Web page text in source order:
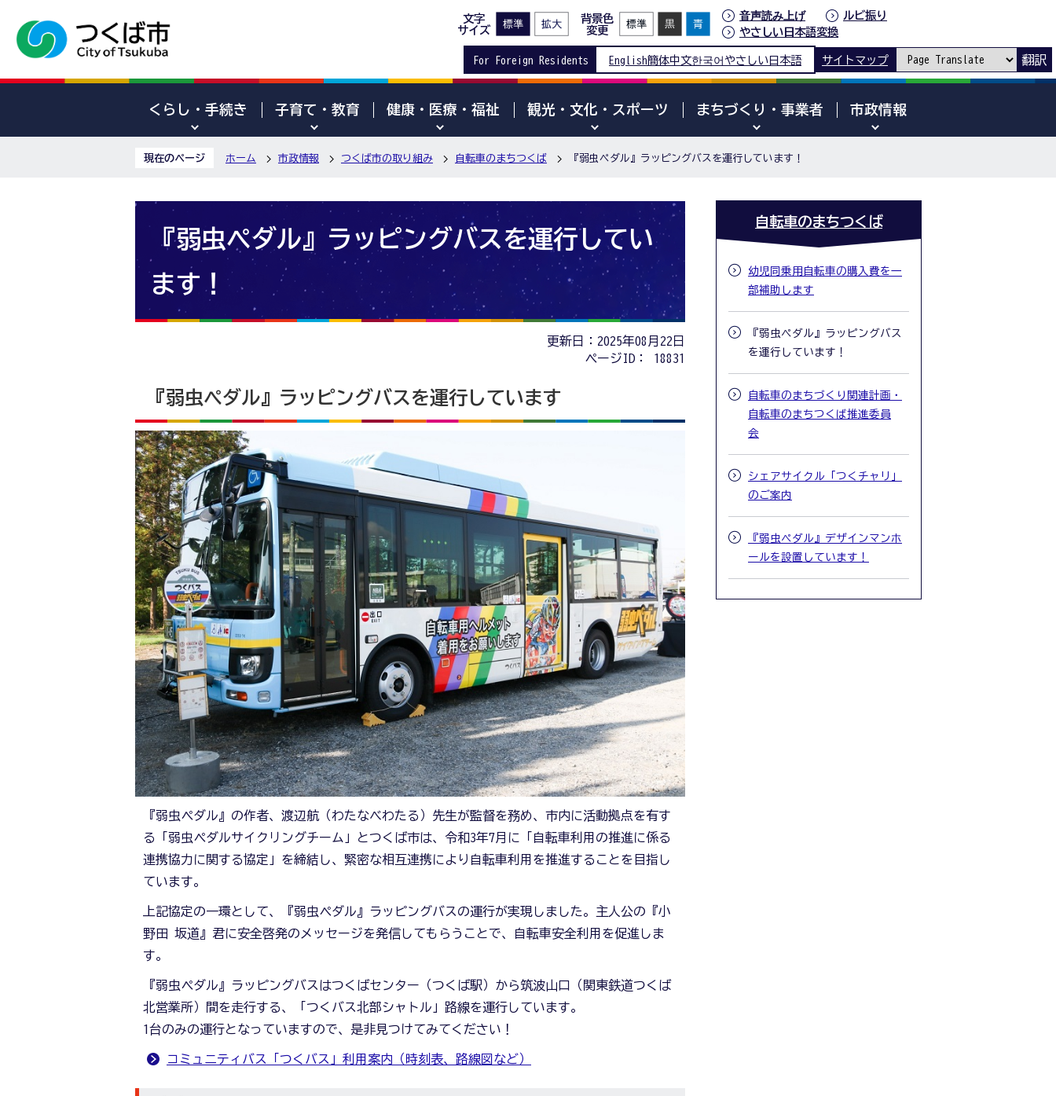
文字
サイズ
背景色
変更
音声読み上げ
ルビ振り
やさしい日本語変換
For Foreign Residents English簡体中文한국어 やさしい日本語 サイトマップ 翻訳
くらし・手続き 子育て・教育 健康・医療・福祉 観光・文化・スポーツ まちづくり・事業者 市政情報
現在のページ ホーム 市政情報 つくば市の取り組み 自転車のまちつくば 『弱虫ペダル』ラッピングバスを運行しています！
『弱虫ペダル』ラッピングバスを運行してい
ます！
更新日：2025年08月22日
ページID：
18831
『弱虫ペダル』ラッピングバスを運行しています
『弱虫ペダル』の作者、渡辺航（わたなべわたる）先生が監督を務め、市内に活動拠点を有す
る「弱虫ペダルサイクリングチーム」とつくば市は、令和3年7月に「自転車利用の推進に係る
連携協力に関する協定」を締結し、緊密な相互連携により自転車利用を推進することを目指し
ています。
上記協定の一環として、『弱虫ペダル』ラッピングバスの運行が実現しました。主人公の『小
野田 坂道』君に安全啓発のメッセージを発信してもらうことで、自転車安全利用を促進しま
す。
『弱虫ペダル』ラッピングバスはつくばセンター（つくば駅）から筑波山口（関東鉄道つくば
北営業所）間を走行する、「つくバス北部シャトル」路線を運行しています。
1台のみの運行となっていますので、是非見つけてみてください！
コミュニティバス「つくバス」利用案内（時刻表、路線図など）
自転車のまちつくば
幼児同乗用自転車の購入費を一
部補助します
『弱虫ペダル』ラッピングバス
を運行しています！
自転車のまちづくり関連計画・
自転車のまちつくば推進委員
会
シェアサイクル「つくチャリ」
のご案内
『弱虫ペダル』デザインマンホ
ールを設置しています！